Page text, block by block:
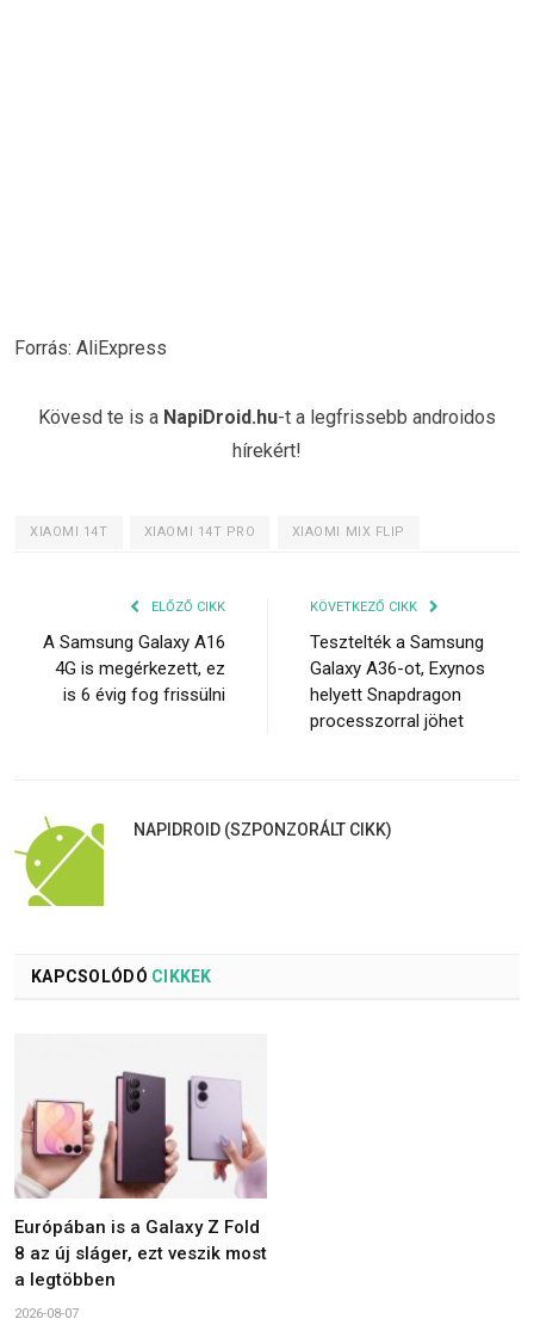
Forrás: AliExpress
Kövesd te is a NapiDroid.hu-t a legfrissebb androidos
hírekért!
XIAOMI 14T XIAOMI 14T PRO XIAOMI MIX FLIP
ELŐZŐ CIKK
A Samsung Galaxy A16
4G is megérkezett, ez
is 6 évig fog frissülni
KÖVETKEZŐ CIKK
Tesztelték a Samsung
Galaxy A36-ot, Exynos
helyett Snapdragon
processzorral jöhet
NAPIDROID (SZPONZORÁLT CIKK)
KAPCSOLÓDÓ CIKKEK
Európában is a Galaxy Z Fold
8 az új sláger, ezt veszik most
a legtöbben
2026-08-07